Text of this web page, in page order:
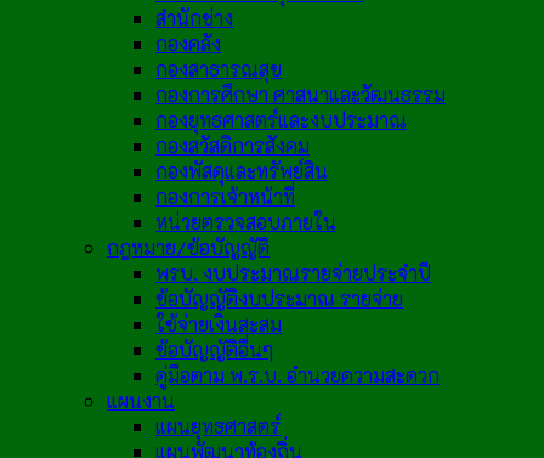
สำนักช่าง
กองคลัง
กองสาธารณสุข
กองการศึกษา ศาสนาและวัฒนธรรม
กองยุทธศาสตร์และงบประมาณ
กองสวัสดิการสังคม
กองพัสดุและทรัพย์สิน
กองการเจ้าหน้าที่
หน่วยตรวจสอบภายใน
กฎหมาย/ข้อบัญญัติ
พรบ. งบประมาณรายจ่ายประจำปี
ข้อบัญญัติงบประมาณ รายจ่าย
ใช้จ่ายเงินสะสม
ข้อบัญญัติอื่นๆ
คู่มือตาม พ.ร.บ. อำนวยความสะดวก
แผนงาน
แผนยุทธศาสตร์
แผนพัฒนาท้องถิ่น